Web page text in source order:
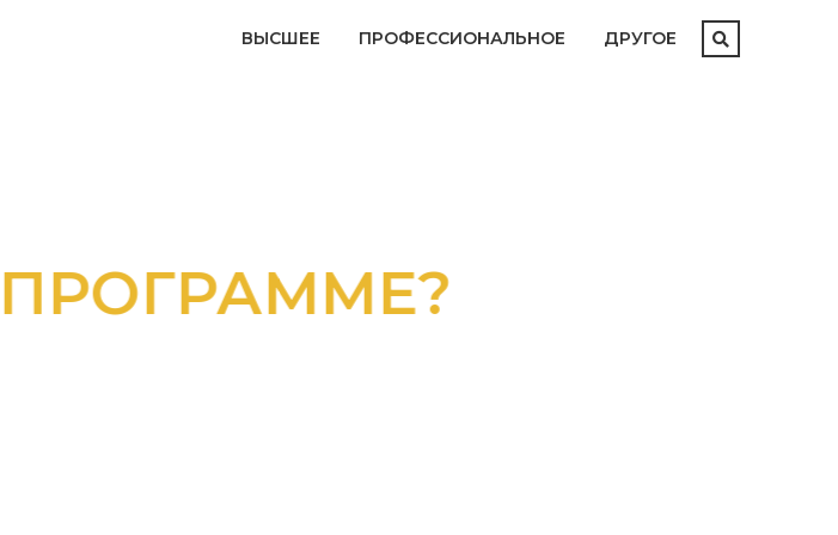
ВЫСШЕЕ ПРОФЕССИОНАЛЬНОЕ ДРУГОЕ